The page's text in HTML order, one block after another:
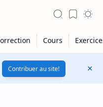
Contribuer au site!